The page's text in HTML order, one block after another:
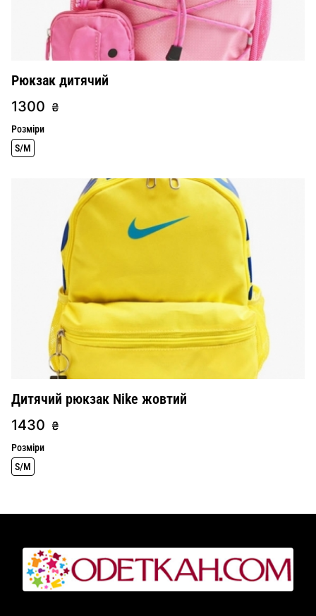
Рюкзак дитячий
1300 ₴
Розміри
S/M
Дитячий рюкзак Nike жовтий
1430 ₴
Розміри
S/M